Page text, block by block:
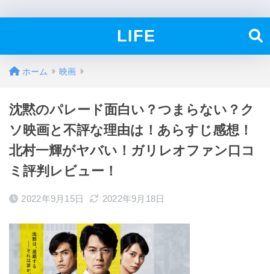
LIFE
ホーム 映画
沈黙のパレード面白い？つまらない？ク
ソ映画と不評な理由は！あらすじ感想！
北村一輝がヤバい！ガリレオファン口コ
ミ評判レビュー！
2022年9月15日 2022年9月18日